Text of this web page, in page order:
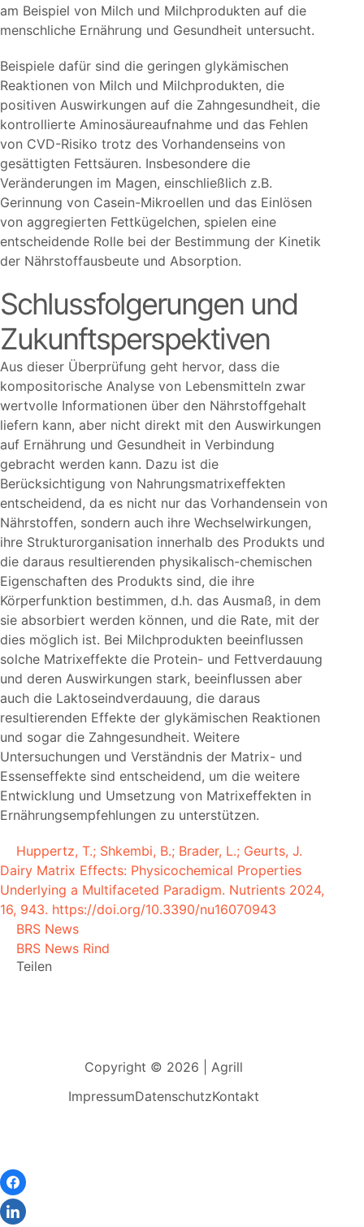
am Beispiel von Milch und Milchprodukten auf die
menschliche Ernährung und Gesundheit untersucht.
Beispiele dafür sind die geringen glykämischen
Reaktionen von Milch und Milchprodukten, die
positiven Auswirkungen auf die Zahngesundheit, die
kontrollierte Aminosäureaufnahme und das Fehlen
von CVD-Risiko trotz des Vorhandenseins von
gesättigten Fettsäuren. Insbesondere die
Veränderungen im Magen, einschließlich z.B.
Gerinnung von Casein-Mikroellen und das Einlösen
von aggregierten Fettkügelchen, spielen eine
entscheidende Rolle bei der Bestimmung der Kinetik
der Nährstoffausbeute und Absorption.
Schlussfolgerungen und
Zukunftsperspektiven
Aus dieser Überprüfung geht hervor, dass die
kompositorische Analyse von Lebensmitteln zwar
wertvolle Informationen über den Nährstoffgehalt
liefern kann, aber nicht direkt mit den Auswirkungen
auf Ernährung und Gesundheit in Verbindung
gebracht werden kann. Dazu ist die
Berücksichtigung von Nahrungsmatrixeffekten
entscheidend, da es nicht nur das Vorhandensein von
Nährstoffen, sondern auch ihre Wechselwirkungen,
ihre Strukturorganisation innerhalb des Produkts und
die daraus resultierenden physikalisch-chemischen
Eigenschaften des Produkts sind, die ihre
Körperfunktion bestimmen, d.h. das Ausmaß, in dem
sie absorbiert werden können, und die Rate, mit der
dies möglich ist. Bei Milchprodukten beeinflussen
solche Matrixeffekte die Protein- und Fettverdauung
und deren Auswirkungen stark, beeinflussen aber
auch die Laktoseindverdauung, die daraus
resultierenden Effekte der glykämischen Reaktionen
und sogar die Zahngesundheit. Weitere
Untersuchungen und Verständnis der Matrix- und
Essenseffekte sind entscheidend, um die weitere
Entwicklung und Umsetzung von Matrixeffekten in
Ernährungsempfehlungen zu unterstützen.
Huppertz, T.; Shkembi, B.; Brader, L.; Geurts, J.
Dairy Matrix Effects: Physicochemical Properties
Underlying a Multifaceted Paradigm. Nutrients 2024,
16, 943. https://doi.org/10.3390/nu16070943
BRS News
BRS News Rind
Teilen
Copyright © 2026 | Agrill
ImpressumDatenschutzKontakt